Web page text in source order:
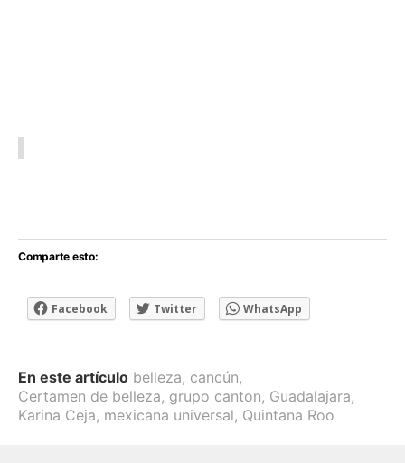
Comparte esto:
Facebook Twitter WhatsApp
En este artículo belleza, cancún,
Certamen de belleza, grupo canton, Guadalajara,
Karina Ceja, mexicana universal, Quintana Roo